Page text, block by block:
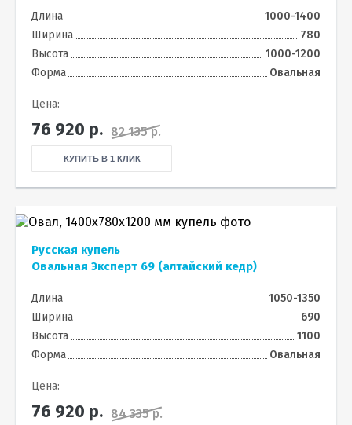
Длина
1000-1400
Ширина
780
Высота
1000-1200
Форма
Овальная
Цена:
76 920 р. 82 135 р.
КУПИТЬ В 1 КЛИК
Русская купель
Овальная Эксперт 69 (алтайский кедр)
Длина
1050-1350
Ширина
690
Высота
1100
Форма
Овальная
Цена:
76 920 р. 84 335 р.